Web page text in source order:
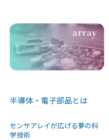
半導体・電子部品とは
センサアレイが広げる夢の科
学技術